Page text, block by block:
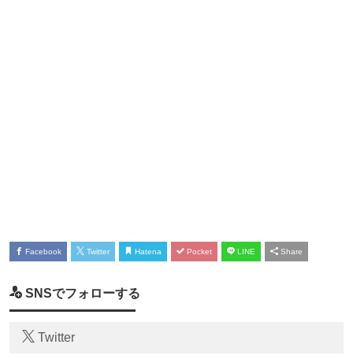
Facebook Twitter Hatena Pocket LINE Share
SNSでフォローする
Twitter